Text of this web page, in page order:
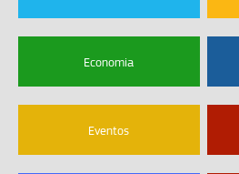
Economia
Eventos